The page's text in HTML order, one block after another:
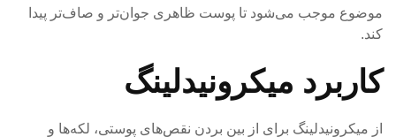
موضوع موجب می‌شود تا پوست ظاهری جوان‌تر و صاف‌تر پیدا
کند.
کاربرد میکرونیدلینگ
از میکرونیدلینگ برای از بین بردن نقص‌های پوستی، لکه‌ها و